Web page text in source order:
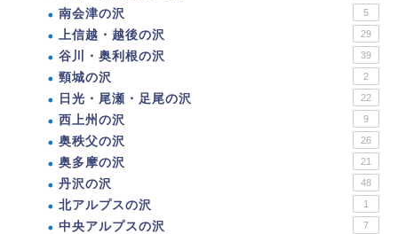
南会津の沢 5
上信越・越後の沢 29
谷川・奥利根の沢 39
頸城の沢 2
日光・尾瀬・足尾の沢 22
西上州の沢 9
奥秩父の沢 26
奥多摩の沢 21
丹沢の沢 48
北アルプスの沢 1
中央アルプスの沢 7